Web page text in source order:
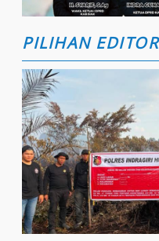
PILIHAN EDITOR